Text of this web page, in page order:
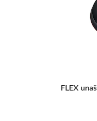
FLEX unašeč